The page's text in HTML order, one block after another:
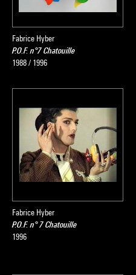
Fabrice Hyber
P.O.F. n°7 Chatouille
1988 / 1996
Fabrice Hyber
P.O.F. n° 7 Chatouille
1996